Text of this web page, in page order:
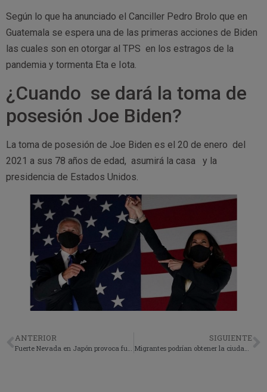
Según lo que ha anunciado el Canciller Pedro Brolo que en
Guatemala se espera una de las primeras acciones de Biden
las cuales son en otorgar al TPS en los estragos de la
pandemia y tormenta Eta e Iota.
¿Cuando se dará la toma de
posesión Joe Biden?
La toma de posesión de Joe Biden es el 20 de enero del
2021 a sus 78 años de edad, asumirá la casa y la
presidencia de Estados Unidos.
ANTERIOR
Fuerte Nevada en Japón provoca fuerte accidente involucrando 140 vehículos
SIGUIENTE
Migrantes podrían obtener la ciudadanía.